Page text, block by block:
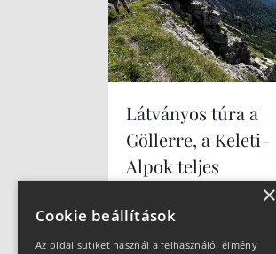
Látványos túra a
Göllerre, a Keleti-
Alpok teljes
×
Cookie beállítások
Az oldal sütiket használ a felhasználói élmény